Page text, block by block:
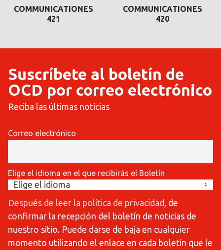
COMMUNICATIONES
420
COMMUNICATIONES
419
Suscríbete al boletín de
OCD por correo electrónico
Reciba las últimas noticias
Correo electrónico
Elige el idioma en el que recibirás el Boletín
Después de leer la política de privacidad , de
confirmar la recepción del boletín de noticias de
nuestro sitio. Puede darse de baja en cualquier
momento utilizando el enlace en cada boletín que le